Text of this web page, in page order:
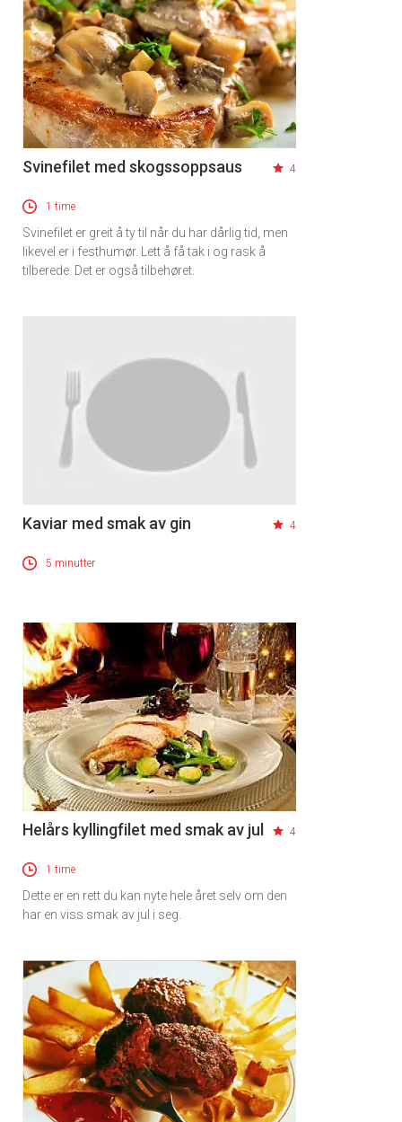
Svinefilet med skogssoppsaus 4
1 time
Svinefilet er greit å ty til når du har dårlig tid, men
likevel er i festhumør. Lett å få tak i og rask å
tilberede. Det er også tilbehøret.
Kaviar med smak av gin 4
5 minutter
Helårs kyllingfilet med smak av jul 4
1 time
Dette er en rett du kan nyte hele året selv om den
har en viss smak av jul i seg.